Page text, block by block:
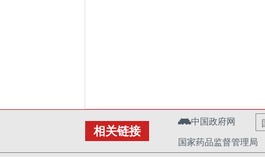
相关链接
中国政府网
国家药品监督管理局